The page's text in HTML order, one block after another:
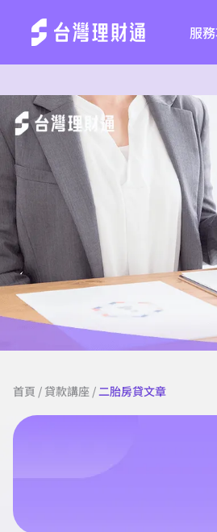
服
首頁 / 貸款講座 /二胎房貸文章